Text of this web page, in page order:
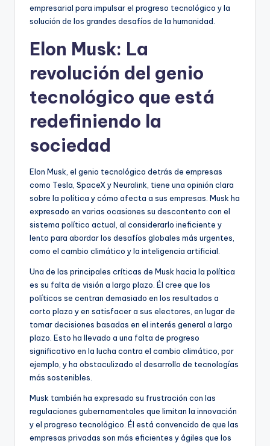
empresarial para impulsar el progreso tecnológico y la
solución de los grandes desafíos de la humanidad.
Elon Musk: La
revolución del genio
tecnológico que está
redefiniendo la
sociedad
Elon Musk, el genio tecnológico detrás de empresas
como Tesla, SpaceX y Neuralink, tiene una opinión clara
sobre la política y cómo afecta a sus empresas. Musk ha
expresado en varias ocasiones su descontento con el
sistema político actual, al considerarlo ineficiente y
lento para abordar los desafíos globales más urgentes,
como el cambio climático y la inteligencia artificial.
Una de las principales críticas de Musk hacia la política
es su falta de visión a largo plazo. Él cree que los
políticos se centran demasiado en los resultados a
corto plazo y en satisfacer a sus electores, en lugar de
tomar decisiones basadas en el interés general a largo
plazo. Esto ha llevado a una falta de progreso
significativo en la lucha contra el cambio climático, por
ejemplo, y ha obstaculizado el desarrollo de tecnologías
más sostenibles.
Musk también ha expresado su frustración con las
regulaciones gubernamentales que limitan la innovación
y el progreso tecnológico. Él está convencido de que las
empresas privadas son más eficientes y ágiles que los